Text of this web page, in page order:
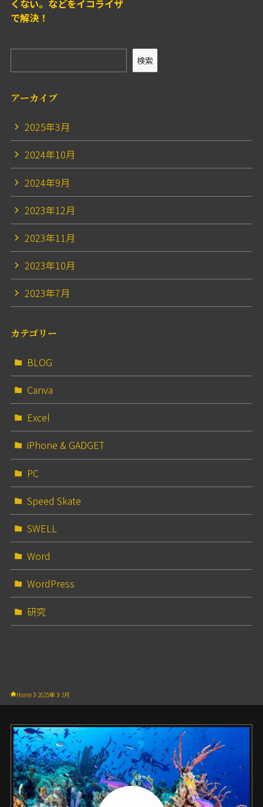
くない。などをイコライザ
で解決！
検索
アーカイブ
2025年3月
2024年10月
2024年9月
2023年12月
2023年11月
2023年10月
2023年7月
カテゴリー
BLOG
Canva
Excel
iPhone & GADGET
PC
Speed Skate
SWELL
Word
WordPress
研究
Home 2025年 3月